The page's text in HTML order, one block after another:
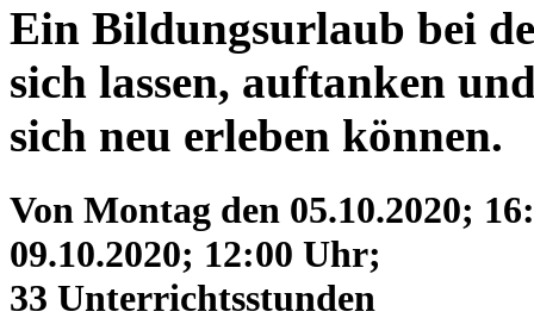
Ein Bildungsurlaub bei
sich lassen, auftanken
sich neu erleben können.
Von Montag den 05.10.2020;
09.10.2020; 12:00 Uhr;
33 Unterrichtsstunden